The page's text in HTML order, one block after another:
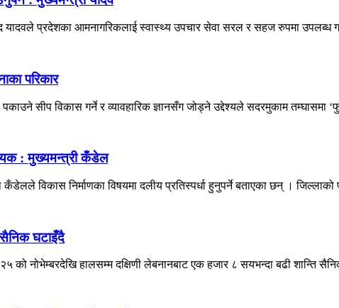
प्रदेशका आमनागरिकलाई स्वास्थ्य उपचार सेवा सरल र सहज रुपमा उपलब्ध
परिकार
पकाउने सीप विकास गर्ने र व्यावहारिक ज्ञानसँग जोड्ने उद्देश्यले सदरमुकाम
: मुख्यमन्त्री कँडेल
विकास निर्माणका विषयमा दलीय प्रतिस्पर्धा हुनुपर्ने बताएका छन् । जिल्लाको
घटाइँदै
नोभेम्बरदेखि हालसम्म दक्षिणी लेबनानबाट एक हजार ८ सयभन्दा बढी शान्ति